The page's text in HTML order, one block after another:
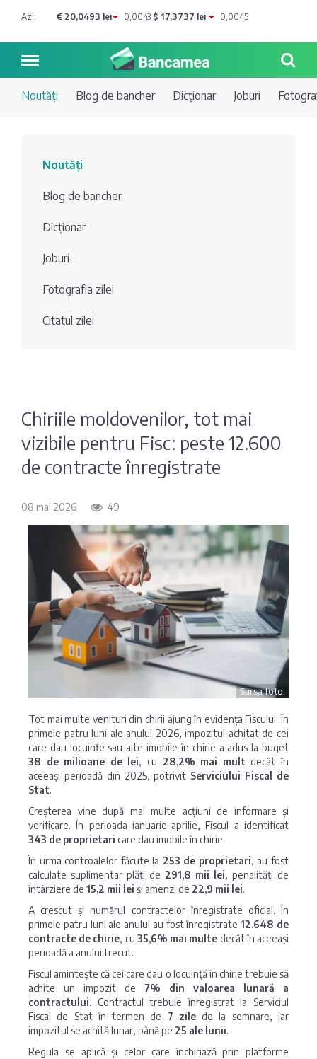
Azi: € 20,0493 lei 0,0043 $ 17,3737 lei 0,0045
bancher
Joburi
Fotografia
Depozite
Comerțbank
Energbank
Maib
OTP Bank
ProCredit Bank
Victoriabank
întrebare?
Sondaj
Noutăți Blog de bancher Dicționar Joburi
Noutăți
Blog de bancher
Dicționar
Joburi
Fotografia zilei
Citatul zilei
Chiriile moldovenilor, tot mai
vizibile pentru Fisc: peste 12.600
de contracte înregistrate
08 mai 2026 49
Sursa foto:
Tot mai multe venituri din chirii ajung în evidența Fiscului. În
primele patru luni ale anului 2026, impozitul achitat de cei
care dau locuințe sau alte imobile în chirie a adus la buget
38 de milioane de lei, cu 28,2% mai mult decât în
aceeași perioadă din 2025, potrivit Serviciului Fiscal de
Stat.
Creșterea vine după mai multe acțiuni de informare și
verificare. În perioada ianuarie–aprilie, Fiscul a identificat
343 de proprietari care dau imobile în chirie.
În urma controalelor făcute la 253 de proprietari, au fost
calculate suplimentar plăți de 291,8 mii lei, penalități de
întârziere de 15,2 mii lei și amenzi de 22,9 mii lei.
A crescut și numărul contractelor înregistrate oficial. În
primele patru luni ale anului au fost înregistrate12.648 de
contracte de chirie, cu 35,6% mai multe decât în aceeași
perioadă a anului trecut.
Fiscul amintește că cei care dau o locuință în chirie trebuie să
achite un impozit de 7% din valoarea lunară a
contractului. Contractul trebuie înregistrat la Serviciul
Fiscal de Stat în termen de 7 zilede la semnare, iar
impozitul se achită lunar, până pe 25 ale lunii.
Regula se aplică și celor care închiriază prin platforme